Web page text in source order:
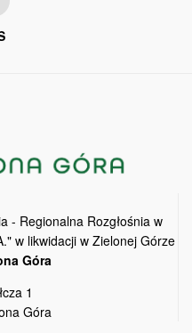
- Regionalna Rozgłośnia w
w likwidacji w Zielonej Górze
Góra
1
Góra